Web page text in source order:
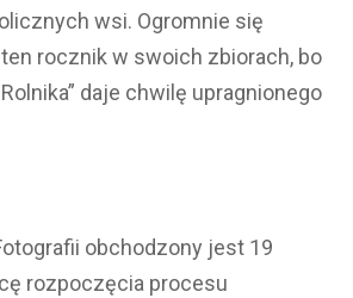
wsi. Ogromnie się
rocznik w swoich zbiorach, bo
Rolnika” daje chwilę upragnionego
obchodzony jest 19
rozpoczęcia procesu